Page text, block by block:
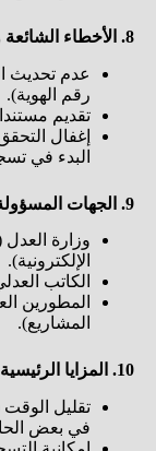
8. الأخطاء الشائعة وتجنبها
عدم تحديث
رقم الهوية).
تقديم
إغفال
البدء في
9. الجهات المسؤولة عن التسجيل
وزارة
الإلكترونية).
الكاتب
المطورين
المشاريع).
10. المزايا الرئيسية للتسجيل الإلكتروني
في بعض